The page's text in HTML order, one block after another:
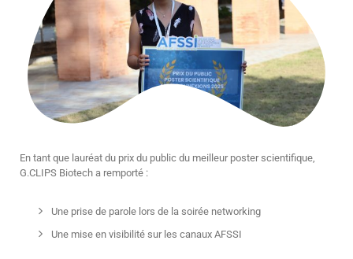
En tant que lauréat du prix du public du meilleur poster scientifique,
G.CLIPS Biotech a remporté :
Une prise de parole lors de la soirée networking
Une mise en visibilité sur les canaux AFSSI